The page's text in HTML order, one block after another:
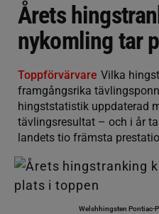
Årets
nykomling tar
Toppförvärvare Vilka
framgångsrika
hingststatistik uppdaterad
tävlingsresultat – och i år
landets tio främsta
Welshhingsten Pontiac-